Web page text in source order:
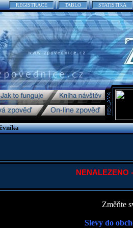
REGISTRACE TABLO STATISTIKA
NENALEZENO
Změňte
Slevy do